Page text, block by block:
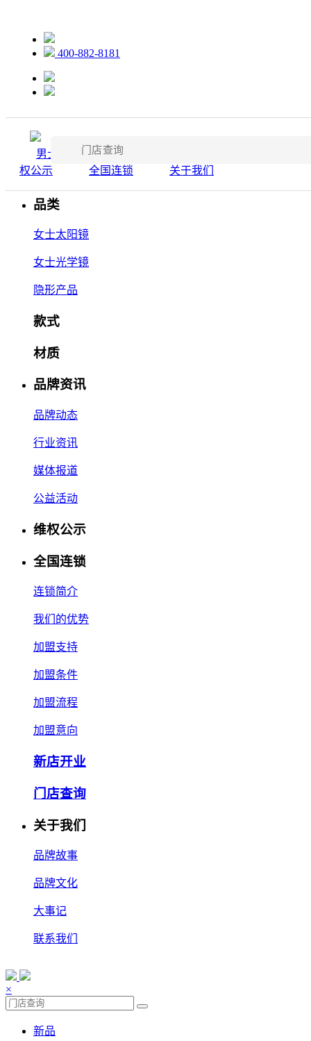
400-882-8181
男士精选 女士精选
权公示
全国连锁 关于我们
男士太阳镜
男士光学镜
款式
材质
品类
女士太阳镜
女士光学镜
隐形产品
款式
材质
品牌资讯
品牌动态
行业资讯
媒体报道
公益活动
维权公示
全国连锁
连锁简介
我们的优势
加盟支持
加盟条件
加盟流程
加盟意向
新店开业
门店查询
关于我们
品牌故事
品牌文化
大事记
联系我们
×
新品